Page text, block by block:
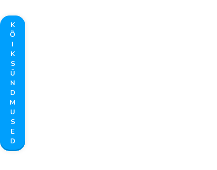
K
Õ
I
K
S
Ü
N
D
M
U
S
E
D